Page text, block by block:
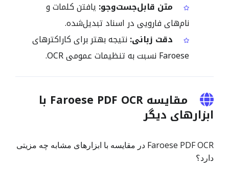
متن قابل‌جست‌وجو: یافتن کلمات و
نام‌های فارویی در اسناد تبدیل‌شده.
دقت زبانی:نتیجه بهتر برای کاراکترهای
Faroese نسبت به تنظیمات عمومی OCR.
مقایسه Faroese PDF OCR با
ابزارهای دیگر
Faroese PDF OCR در مقایسه با ابزارهای مشابه چه مزیتی
دارد؟